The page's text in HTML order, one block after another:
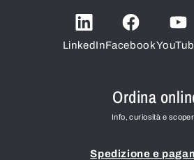
LinkedInFacebook
Ordina
Info, curiosità e
Spedizione e